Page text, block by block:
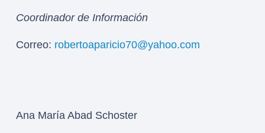
Coordinador de Información
Correo: robertoaparicio70@yahoo.com
Ana María Abad Schoster